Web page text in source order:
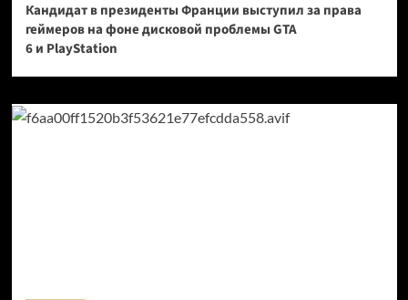
Кандидат в президенты Франции выступил за права
геймеров на фоне дисковой проблемы GTA
6 и PlayStation